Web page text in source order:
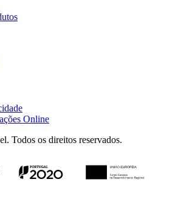
Online
Todos os direitos reservados.